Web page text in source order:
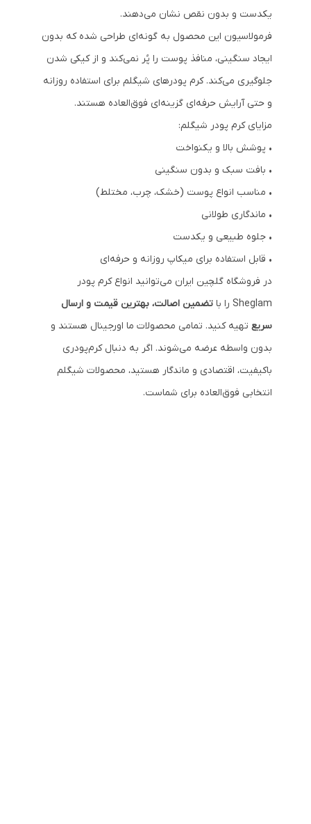
یکدست و بدون نقص نشان می‌دهند.
فرمولاسیون این محصول به گونه‌ای طراحی شده که بدون
ایجاد سنگینی، منافذ پوست را پُر نمی‌کند و از کیکی شدن
جلوگیری می‌کند. کرم پودرهای شیگلم برای استفاده روزانه
و حتی آرایش حرفه‌ای گزینه‌ای فوق‌العاده هستند.
مزایای کرم پودر شیگلم:
• پوشش بالا و یکنواخت
• بافت سبک و بدون سنگینی
• مناسب انواع پوست (خشک، چرب، مختلط)
• ماندگاری طولانی
• جلوه طبیعی و یکدست
• قابل استفاده برای میکاپ روزانه و حرفه‌ای
در فروشگاه گلچین ایران می‌توانید انواع کرم پودر
Sheglam را با
تضمین اصالت، بهترین قیمت و ارسال
سریع تهیه کنید. تمامی محصولات ما اورجینال هستند و
بدون واسطه عرضه می‌شوند. اگر به دنبال کرم‌پودری
باکیفیت، اقتصادی و ماندگار هستید، محصولات شیگلم
انتخابی فوق‌العاده برای شماست.